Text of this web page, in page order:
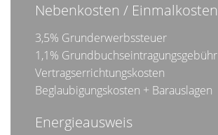
Nebenkosten / Einmalkosten
3,5% Grunderwerbssteuer
1,1% Grundbuchseintragungsgebühr
Vertragserrichtungskosten
Beglaubigungskosten + Barauslagen
Energieausweis